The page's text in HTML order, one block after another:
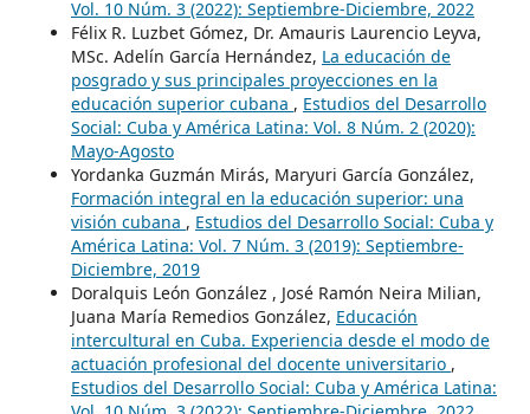
Vol. 10 Núm. 3 (2022): Septiembre-Diciembre, 2022
Félix R. Luzbet Gómez, Dr. Amauris Laurencio Leyva,
MSc. Adelín García Hernández, La educación de
posgrado y sus principales proyecciones en la
educación superior cubana , Estudios del Desarrollo
Social: Cuba y América Latina: Vol. 8 Núm. 2 (2020):
Mayo-Agosto
Yordanka Guzmán Mirás, Maryuri García González,
Formación integral en la educación superior: una
visión cubana , Estudios del Desarrollo Social: Cuba y
América Latina: Vol. 7 Núm. 3 (2019): Septiembre-
Diciembre, 2019
Doralquis León González , José Ramón Neira Milian,
Juana María Remedios González, Educación
intercultural en Cuba. Experiencia desde el modo de
actuación profesional del docente universitario ,
Estudios del Desarrollo Social: Cuba y América Latina: